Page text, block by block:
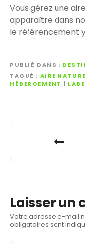
Vous gérez une
apparaître dans
le référencement
PUBLIÉ DANS
TAGUÉ
AIRE
HÉBERGEMENT |
g
a
Laisser un
Votre adresse e-mail
obligatoires sont